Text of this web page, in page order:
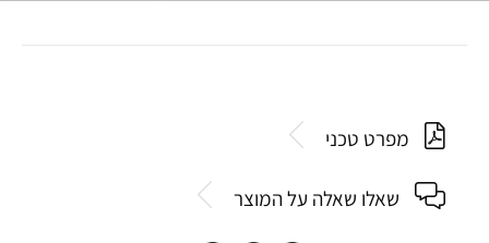
מפרט טכני
שאלו שאלה על המוצר